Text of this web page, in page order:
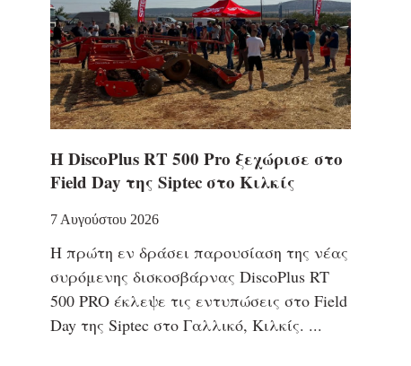
Η DiscoPlus RT 500 Pro ξεχώρισε στο
Field Day της Siptec στο Κιλκίς
7 Αυγούστου 2026
Η πρώτη εν δράσει παρουσίαση της νέας
συρόμενης δισκοσβάρνας DiscoPlus RT
500 PRO έκλεψε τις εντυπώσεις στο Field
Day της Siptec στο Γαλλικό, Κιλκίς.